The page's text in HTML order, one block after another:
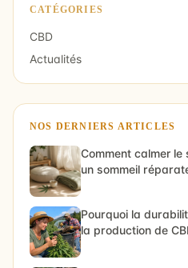
CATÉGORIES
CBD
Actualités
NOS DERNIERS ARTICLES
Comment calmer
un sommeil
Pourquoi la
la production de